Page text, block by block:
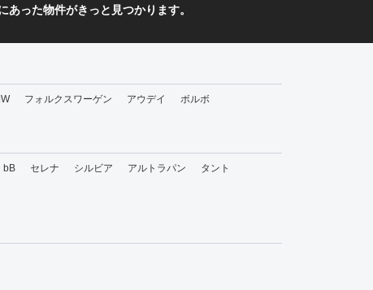
あった物件がきっと見つかります。
フォルクスワーゲン アウデイ ボルボ
bB セレナ シルビア アルトラパン
タント